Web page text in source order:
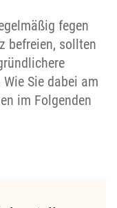
fegen
befreien, sollten
Sie dabei am
im Folgenden